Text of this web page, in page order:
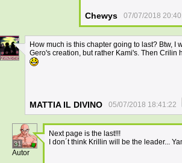
Chewys 07/07/2018
How much is this chapter going to last? Btw, I
Gero's creation, but rather Kami's. Then
MATTIA IL DIVINO 05/07/2018 18:41:22
31
Autor
Next page is the last!!!
I don´t think Krillin will be the leader...